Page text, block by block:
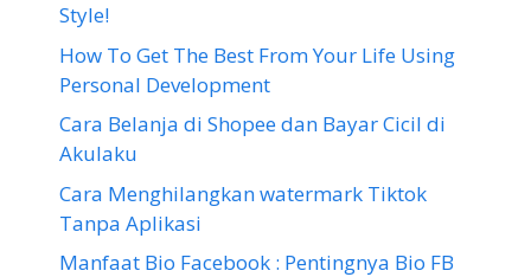
Style!
How To Get The Best From Your Life Using
Personal Development
Cara Belanja di Shopee dan Bayar Cicil di
Akulaku
Cara Menghilangkan watermark Tiktok
Tanpa Aplikasi
Manfaat Bio Facebook : Pentingnya Bio FB